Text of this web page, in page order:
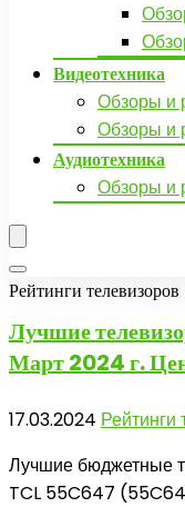
Видеотехника
Обзоры и
Обзоры и
Аудиотехника
Обзоры и
Рейтинги телевизоров
Лучшие
Март 2024 г.
17.03.2024 Рейтинги
Лучшие бюджетные
TCL 55C647